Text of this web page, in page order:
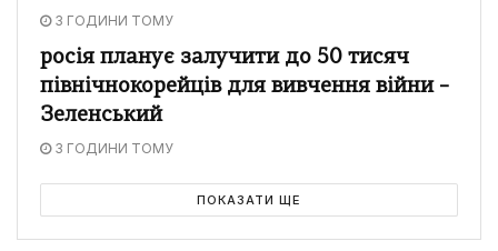
3 ГОДИНИ ТОМУ
росія планує залучити до 50 тисяч
північнокорейців для вивчення війни –
Зеленський
3 ГОДИНИ ТОМУ
ПОКАЗАТИ ЩЕ